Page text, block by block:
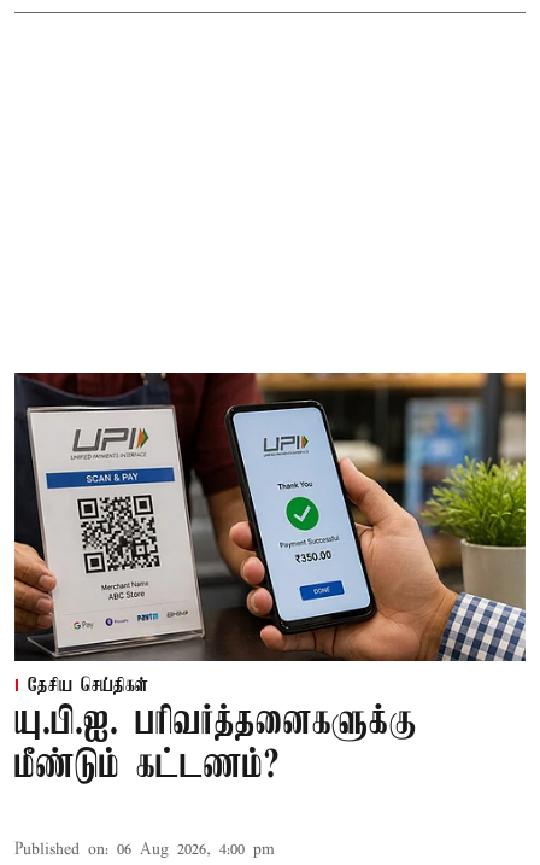
தேசிய செய்திகள்
யு.பி.ஐ. பரிவர்த்தனைகளுக்கு
மீண்டும் கட்டணம்?
Published on: 06 Aug 2026, 4:00 pm